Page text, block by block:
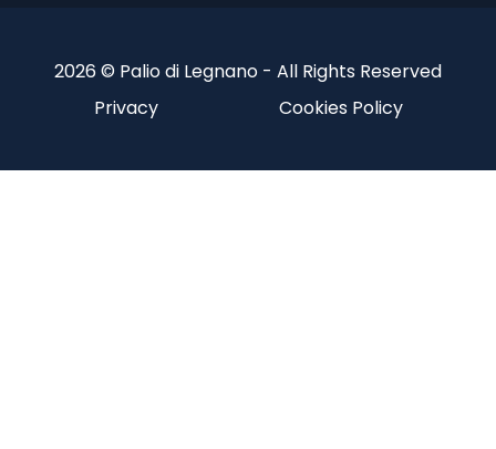
2026 © Palio di Legnano - All Rights Reserved
Privacy
Cookies Policy